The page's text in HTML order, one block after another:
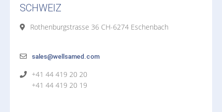
SCHWEIZ
Rothenburgstrasse 36 CH-6274 Eschenbach
sales@wellsamed.com
+41 44 419 20 20
+41 44 419 20 19